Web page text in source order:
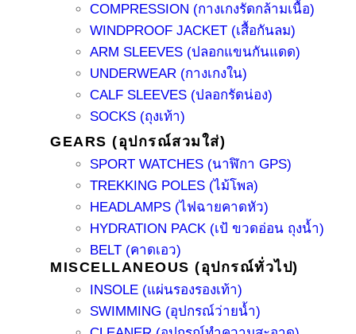
COMPRESSION (กางเกงรัดกล้ามเนื้อ)
WINDPROOF JACKET (เสื้อกันลม)
ARM SLEEVES (ปลอกแขนกันแดด)
UNDERWEAR (กางเกงใน)
CALF SLEEVES (ปลอกรัดน่อง)
SOCKS (ถุงเท้า)
GEARS (อุปกรณ์สวมใส่)
SPORT WATCHES (นาฬิกา GPS)
TREKKING POLES (ไม้โพล)
HEADLAMPS (ไฟฉายคาดหัว)
HYDRATION PACK (เป้ ขวดอ่อน ถุงน้ำ)
BELT (คาดเอว)
MISCELLANEOUS (อุปกรณ์ทั่วไป)
INSOLE (แผ่นรองรองเท้า)
SWIMMING (อุปกรณ์ว่ายน้ำ)